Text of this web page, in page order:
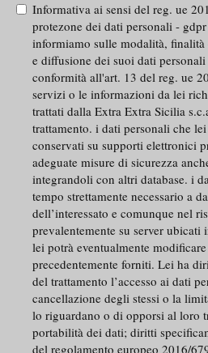
Informativa ai sensi del reg. ue
protezone dei dati personali -
informiamo sulle modalità,
e diffusione dei suoi dati
conformità all'art. 13 del reg. ue
servizi o le informazioni da lei
trattati dalla Extra Extra Sicilia
trattamento. i dati personali che
conservati su supporti elettronici
adeguate misure di sicurezza
integrandoli con altri database. i
tempo strettamente necessario a
dell’interessato e comunque nel
prevalentemente su server
lei potrà eventualmente
precedentemente forniti. Lei ha
del trattamento l’accesso ai dati
cancellazione degli stessi o la
lo riguardano o di opporsi al loro
portabilità dei dati; diritti
del regolamento europeo 2016/